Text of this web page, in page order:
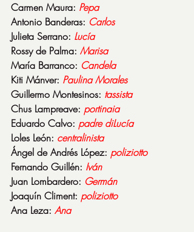
Carmen Maura: Pepa
Antonio Banderas: Carlos
Julieta Serrano: Lucía
Rossy de Palma: Marisa
María Barranco: Candela
Kiti Mánver: Paulina Morales
Guillermo Montesinos: tassista
Chus Lampreave: portinaia
Eduardo Calvo: padre diLucía
Loles León: centralinista
Ángel de Andrés López: poliziotto
Fernando Guillén: Iván
Juan Lombardero: Germán
Joaquín Climent: poliziotto
Ana Leza: Ana